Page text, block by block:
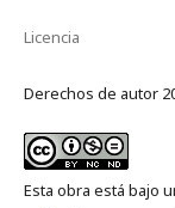
Licencia
Derechos de autor
Esta obra está bajo